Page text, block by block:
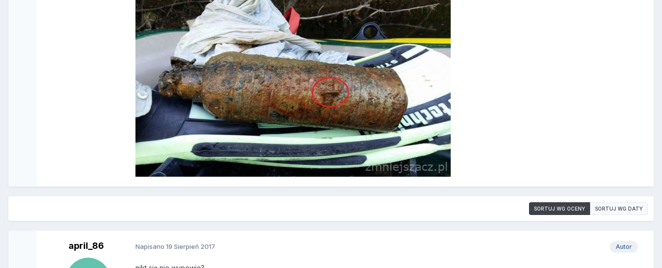
SORTUJ WG OCENY SORTUJ WG DATY
april_86 Autor
Napisano19 Sierpień 2017